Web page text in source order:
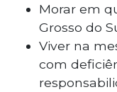
Morar em
Grosso do
Viver na
com